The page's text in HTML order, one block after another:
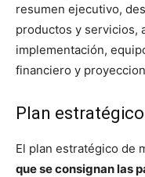
resumen ejecutivo,
productos y servicios,
implementación,
financiero y
Plan
El plan estratégico de
que se consignan las